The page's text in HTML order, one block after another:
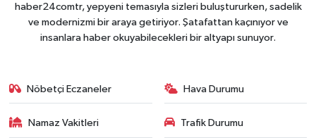
haber24comtr, yepyeni temasıyla sizleri buluştururken, sadelik
ve modernizmi bir araya getiriyor. Şatafattan kaçınıyor ve
insanlara haber okuyabilecekleri bir altyapı sunuyor.
Nöbetçi Eczaneler Hava Durumu
Namaz Vakitleri Trafik Durumu